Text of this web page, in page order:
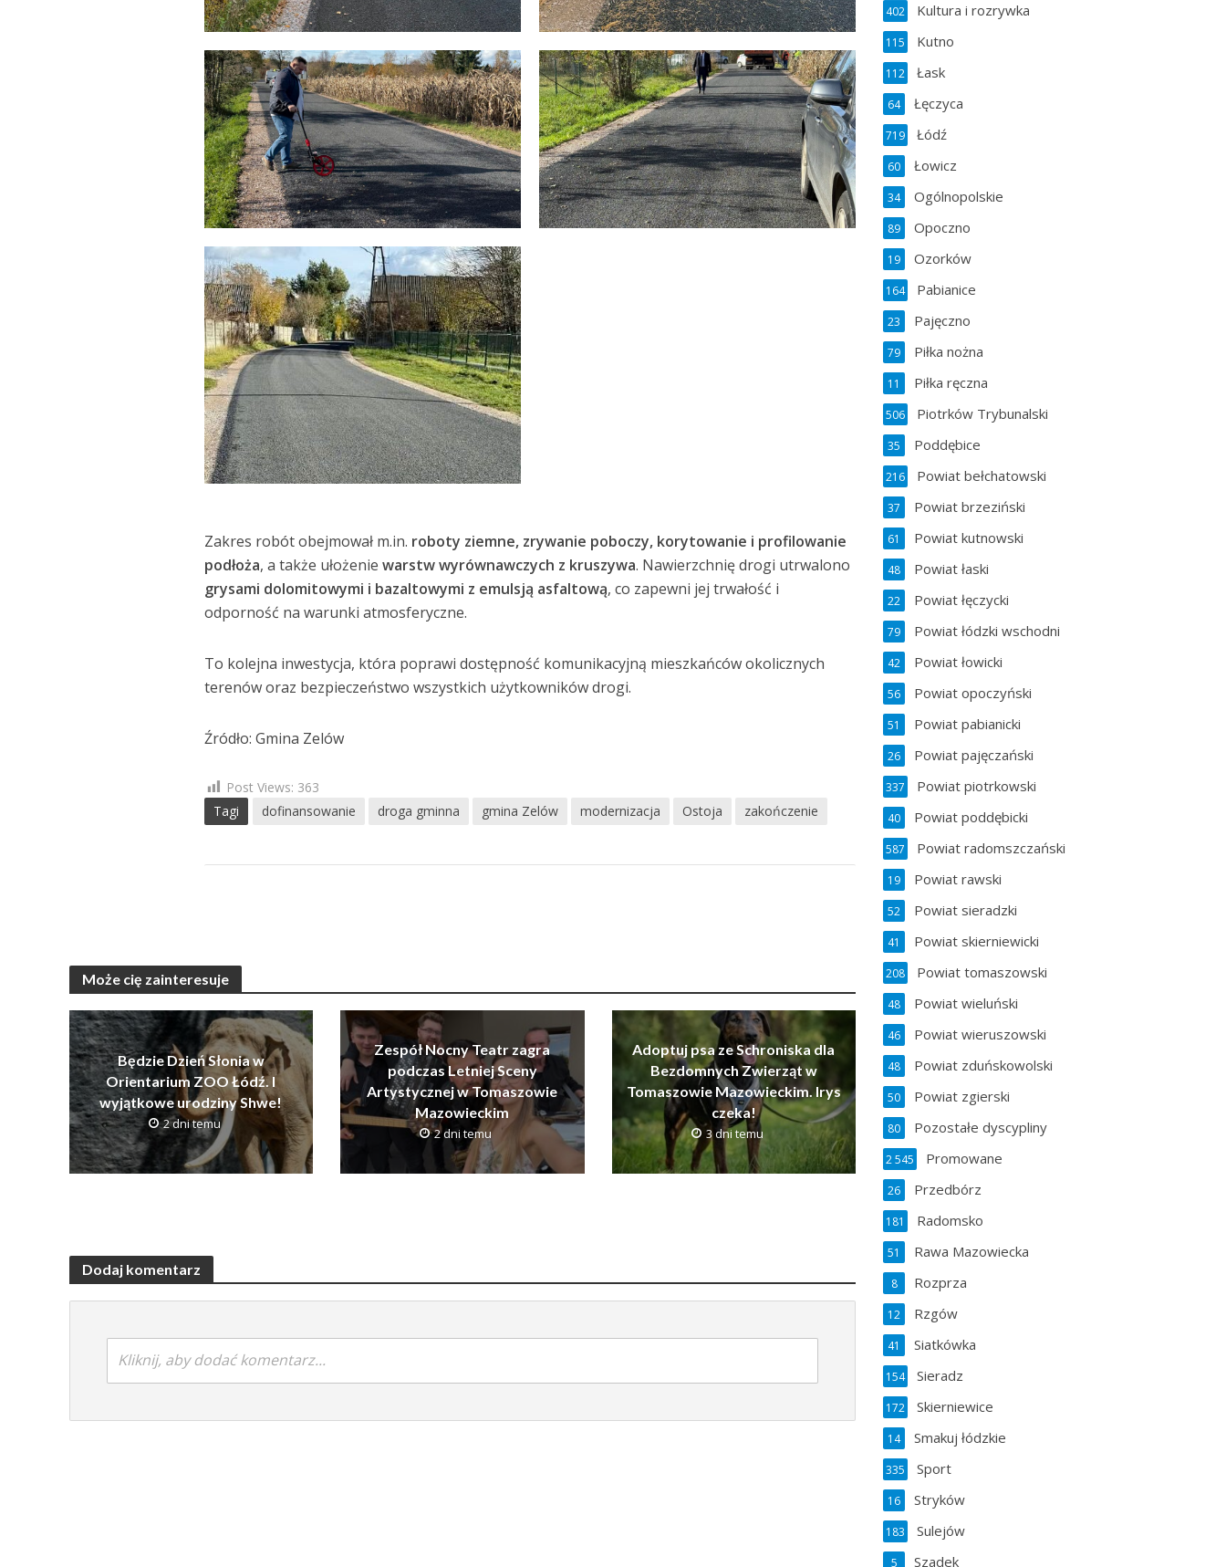
Zakres robót obejmował m.in. roboty ziemne, zrywanie poboczy, korytowanie i profilowanie
podłoża, a także ułożeniewarstw wyrównawczych z kruszywa. Nawierzchnię drogi utrwalono
grysami dolomitowymi i bazaltowymi z emulsją asfaltową, co zapewni jej trwałość i
odporność na warunki atmosferyczne.
To kolejna inwestycja, która poprawi dostępność komunikacyjną mieszkańców okolicznych
terenów oraz bezpieczeństwo wszystkich użytkowników drogi.
Źródło: Gmina Zelów
Post Views: 363
Tagi
dofinansowanie droga gminna gmina Zelów modernizacja Ostoja zakończenie
Może cię zainteresuje
Będzie Dzień Słonia w
Orientarium ZOO Łódź. I
wyjątkowe urodziny Shwe!
2 dni temu
Zespół Nocny Teatr zagra
podczas Letniej Sceny
Artystycznej w Tomaszowie
Mazowieckim
2 dni temu
Adoptuj psa ze Schroniska dla
Bezdomnych Zwierząt w
Tomaszowie Mazowieckim. Irys
czeka!
3 dni temu
Dodaj komentarz
Kliknij, aby dodać komentarz...
Kultura i rozrywka
402
Kutno
115
Łask
112
Łęczyca
64
Łódź
719
Łowicz
60
Ogólnopolskie
34
Opoczno
89
Ozorków
19
Pabianice
164
Pajęczno
23
Piłka nożna
79
Piłka ręczna
11
Piotrków Trybunalski
506
Poddębice
35
Powiat bełchatowski
216
Powiat brzeziński
37
Powiat kutnowski
61
Powiat łaski
48
Powiat łęczycki
22
Powiat łódzki wschodni
79
Powiat łowicki
42
Powiat opoczyński
56
Powiat pabianicki
51
Powiat pajęczański
26
Powiat piotrkowski
337
Powiat poddębicki
40
Powiat radomszczański
587
Powiat rawski
19
Powiat sieradzki
52
Powiat skierniewicki
41
Powiat tomaszowski
208
Powiat wieluński
48
Powiat wieruszowski
46
Powiat zduńskowolski
48
Powiat zgierski
50
Pozostałe dyscypliny
80
Promowane
2 545
Przedbórz
26
Radomsko
181
Rawa Mazowiecka
51
Rozprza
8
Rzgów
12
Siatkówka
41
Sieradz
154
Skierniewice
172
Smakuj łódzkie
14
Sport
335
Stryków
16
Sulejów
183
Szadek
5